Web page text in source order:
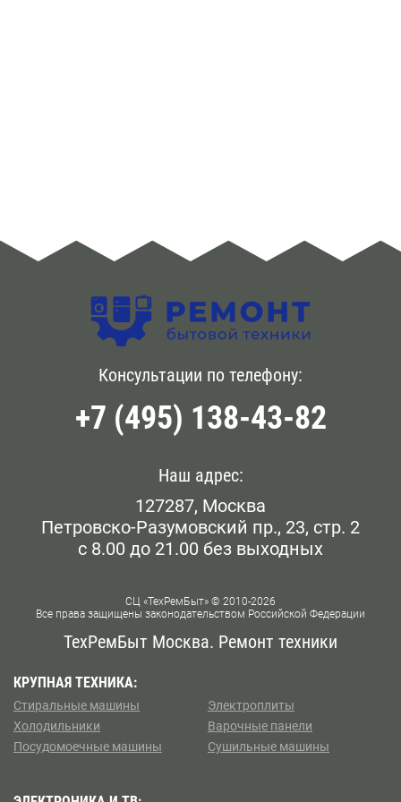
Консультации по телефону:
+7 (495) 138-43-82
Наш адрес:
127287, Москва
Петровско-Разумовский пр., 23, стр. 2
с 8.00 до 21.00 без выходных
СЦ «ТехРемБыт» © 2010-2026
Все права защищены законодательством Российской Федерации
ТехРемБыт Москва. Ремонт техники
КРУПНАЯ ТЕХНИКА:
Стиральные машины
Холодильники
Посудомоечные машины
Электроплиты
Варочные панели
Сушильные машины